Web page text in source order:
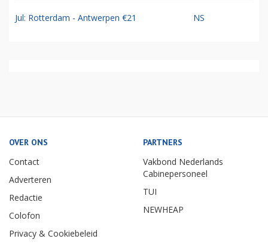
Jul: Rotterdam - Antwerpen €21 NS
OVER ONS
Contact
Adverteren
Redactie
Colofon
Privacy & Cookiebeleid
PARTNERS
Vakbond Nederlands
Cabinepersoneel
TUI
NEWHEAP